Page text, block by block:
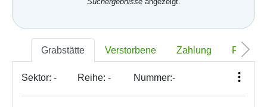
Grabstätte Verstorbene Zahlung Foto
Sektor: - Reihe: - Nummer:-